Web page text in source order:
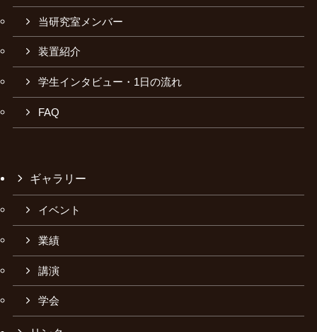
当研究室メンバー
装置紹介
学生インタビュー・1日の流れ
FAQ
ギャラリー
イベント
業績
講演
学会